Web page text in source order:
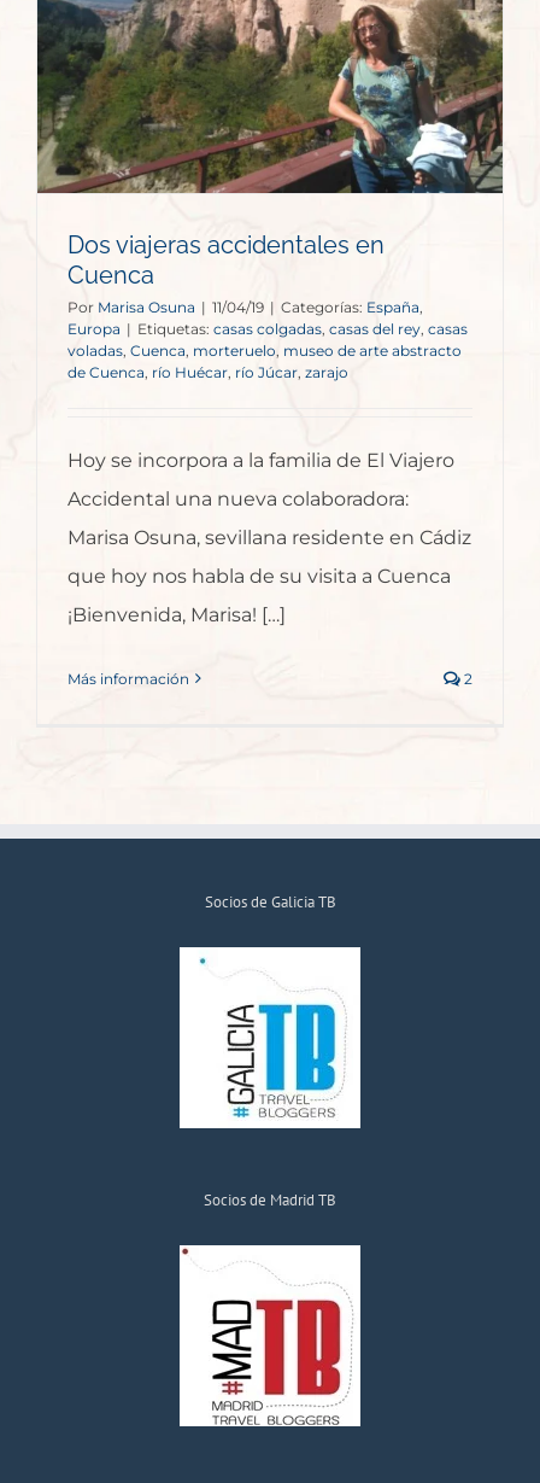
Dos viajeras accidentales en
Cuenca
Por Marisa Osuna | 11/04/19 | Categorías: España
Europa | Etiquetas: casas colgadas, casas del rey, casas
voladas Cuenca, morteruelo, museo de arte abstracto
de Cuenca río Huécar río Júcar, zarajo
Hoy se incorpora a la familia de El Viajero
Accidental una nueva colaboradora:
Marisa Osuna, sevillana residente en Cádiz
que hoy nos habla de su visita a Cuenca
¡Bienvenida, Marisa! […]
Más información 2
Socios de Galicia TB
Socios de Madrid TB